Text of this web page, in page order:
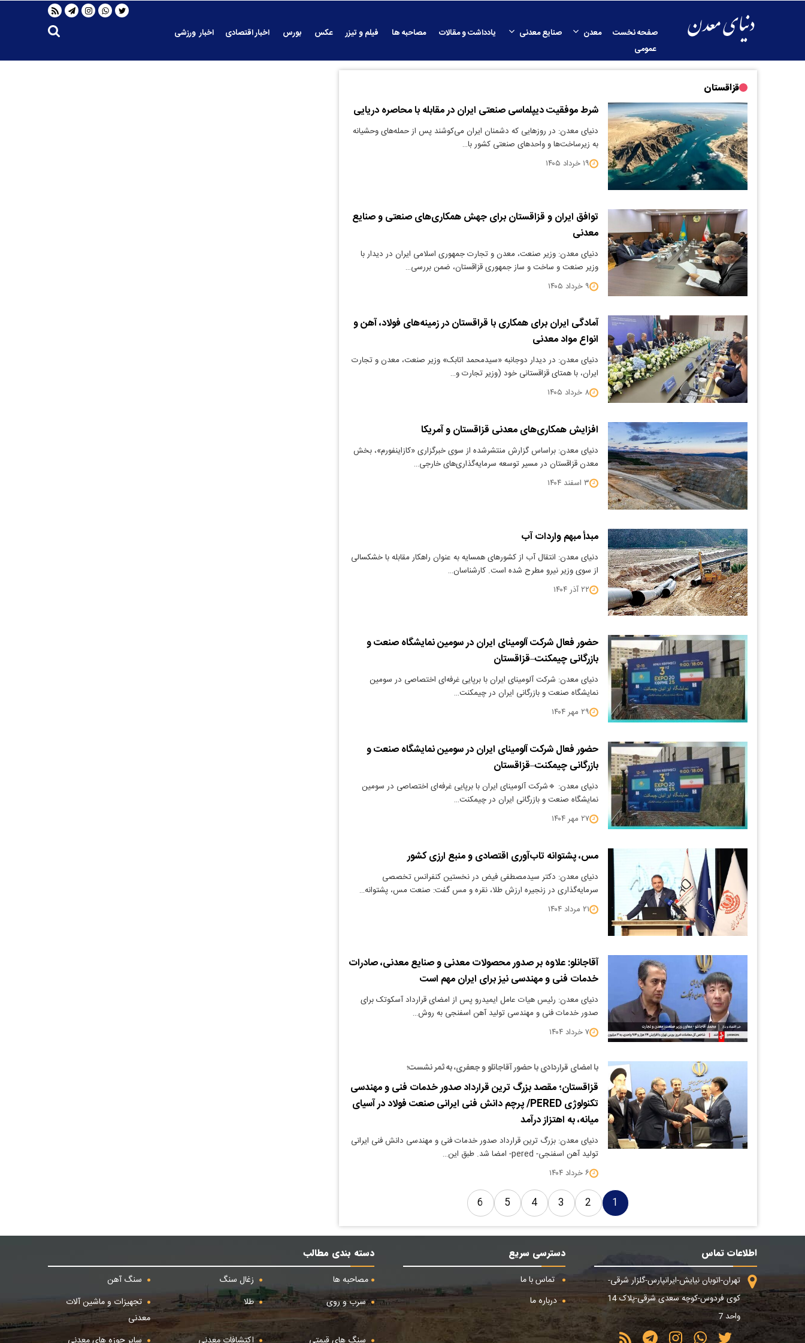
صفحه نخست معدن صنایع معدنی یادداشت و مقالات مصاحبه ها فیلم و تیزر عکس بورس اخبار اقتصادی
اخبار ورزشی
عمومی
قزاقستان
شرط موفقیت دیپلماسی صنعتی ایران در مقابله با محاصره دریایی
دنیای معدن: در روزهایی که دشمنان ایران می‌کوشند پس از حمله‌های وحشیانه
به زیرساخت‌ها و واحدهای صنعتی کشور با…
۱۹ خرداد ۱۴۰۵
توافق ایران و قزاقستان برای جهش همکاری‌های صنعتی و صنایع
معدنی
دنیای معدن: وزیر صنعت، معدن و تجارت جمهوری اسلامی ایران در دیدار با
وزیر صنعت و ساخت و ساز جمهوری قزاقستان، ضمن بررسی…
۹ خرداد ۱۴۰۵
آمادگی ایران برای همکاری با قراقستان در زمینه‌های فولاد، آهن و
انواع مواد معدنی
دنیای معدن: در دیدار دوجانبه «سیدمحمد اتابک» وزیر صنعت، معدن و تجارت
ایران، با همتای قزاقستانی خود (وزیر تجارت و…
۸ خرداد ۱۴۰۵
افزایش همکاری‌های معدنی قزاقستان و آمریکا
دنیای معدن: براساس گزارش منتشرشده از سوی خبرگزاری «کازاینفورم»، بخش
معدن قزاقستان در مسیر توسعه سرمایه‌گذاری‌های خارجی…
۳ اسفند ۱۴۰۴
مبدأ مبهم واردات آب
دنیای معدن: انتقال آب از کشورهای همسایه به عنوان راهکار مقابله با خشکسالی
از سوی وزیر نیرو مطرح شده است. کارشناسان…
۲۲ آذر ۱۴۰۴
حضور فعال شرکت آلومینای ایران در سومین نمایشگاه صنعت و
بازرگانی چیمکنت–قزاقستان
دنیای معدن: شرکت آلومینای ایران با برپایی غرفه‌ای اختصاصی در سومین
نمایشگاه صنعت و بازرگانی ایران در چیمکنت…
۲۹ مهر ۱۴۰۴
حضور فعال شرکت آلومینای ایران در سومین نمایشگاه صنعت و
بازرگانی چیمکنت–قزاقستان
دنیای معدن: 🔹شرکت آلومینای ایران با برپایی غرفه‌ای اختصاصی در سومین
نمایشگاه صنعت و بازرگانی ایران در چیمکنت…
۲۷ مهر ۱۴۰۴
مس، پشتوانه تاب‌آوری اقتصادی و منبع ارزی کشور
دنیای معدن: دکتر سیدمصطفی فیض در نخستین کنفرانس تخصصی
سرمایه‌گذاری در زنجیره ارزش طلا، نقره و مس گفت: صنعت مس، پشتوانه…
۲۱ مرداد ۱۴۰۴
آقاجانلو: علاوه بر صدور محصولات معدنی و صنایع معدنی، صادرات
خدمات فنی و مهندسی نیز برای ایران مهم است
دنیای معدن: رئیس هیات عامل ایمیدرو پس از امضای قرارداد آسکوتک برای
صدور خدمات فنی و مهندسی تولید آهن اسفنجی به روش…
۷ خرداد ۱۴۰۴
با امضای قراردادی با حضور آقاجانلو و جعفری، به ثمر نشست؛
قزاقستان؛ مقصد بزرگ ترین قرارداد صدور خدمات فنی و مهندسی
تکنولوژی PERED/ پرچم دانش فنی ایرانی صنعت فولاد در آسیای
میانه، به اهتزاز درآمد
دنیای معدن: بزرگ ترین قرارداد صدور خدمات فنی و مهندسی دانش فنی ایرانی
تولید آهن اسفنجی- pered- امضا شد. طبق این…
۶ خرداد ۱۴۰۴
1
2
3
4
5
6
اطلاعات تماس
تهران-اتوبان نیایش-ایرانپارس-گلزار شرقی-
کوی فردوس-کوچه سعدی شرقی-پلاک 14
واحد 7
دسترسی سریع
تماس با ما
درباره ما
دسته بندی مطالب
مصاحبه ها
زغال سنگ
سنگ آهن
سرب و روی
طلا
تجهیزات و ماشین آلات
معدنی